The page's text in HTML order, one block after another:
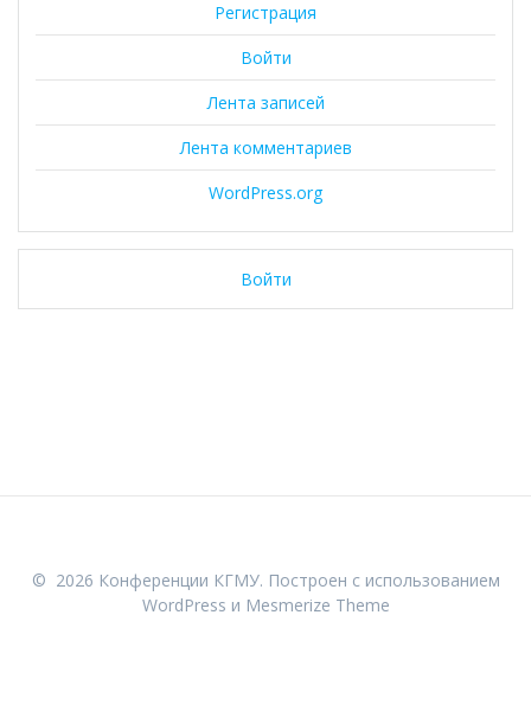
Регистрация
Войти
Лента записей
Лента комментариев
WordPress.org
Войти
© 2026 Конференции КГМУ. Построен с использованием
WordPress и Mesmerize Theme